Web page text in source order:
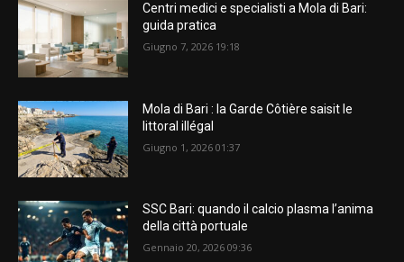
Centri medici e specialisti a Mola di Bari:
guida pratica
Giugno 7, 2026 19:18
Mola di Bari : la Garde Côtière saisit le
littoral illégal
Giugno 1, 2026 01:37
SSC Bari: quando il calcio plasma l’anima
della città portuale
Gennaio 20, 2026 09:36